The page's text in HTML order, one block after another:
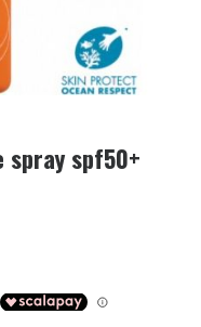
spray spf50+
extra fino al